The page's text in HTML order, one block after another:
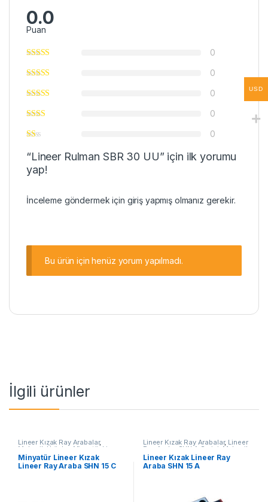
0.0
Puan
0
0
0
0
0
“Lineer Rulman SBR 30 UU” için ilk yorumu
yap!
İnceleme göndermek için girişyapmış olmanız gerekir.
Bu ürün için henüz yorum yapılmadı.
İlgili ürünler
Lineer Kızak Ray Arabalar,
Mekanik Ürünler Minyatür Lineer
Ray Araba SHN C Serisi
Minyatür Lineer Kızak
Lineer Ray Araba SHN 15 C
Lineer Kızak Ray Arabalar, Lineer
Ray Araba SHN A Serisi Mekanik
Ürünler, Ray ve Arabalar
Lineer Kızak Lineer Ray
Araba SHN 15 A
USD